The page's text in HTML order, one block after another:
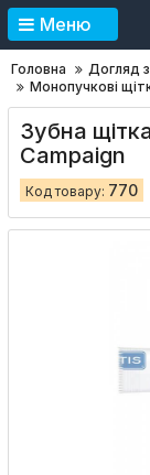
Меню
Головна Догляд
Монопучкові
Зубна
Campaign
Код товару: 770